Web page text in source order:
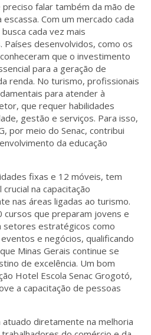
falar também da mão de
Com um mercado cada
cada vez mais
Países desenvolvidos, como os
que o investimento
para a geração de
renda. No turismo, profissionais
para atender à
que requer habilidades
gestão e serviços. Para isso,
por meio do Senac, contribui
da educação
fixas e 12 móveis, tem
na capacitação
nas áreas ligadas ao turismo.
que preparam jovens e
setores estratégicos como
e negócios, qualificando
Minas Gerais continue se
de excelência. Um bom
Hotel Escola Senac Grogotó,
a capacitação de pessoas
diretamente na melhoria